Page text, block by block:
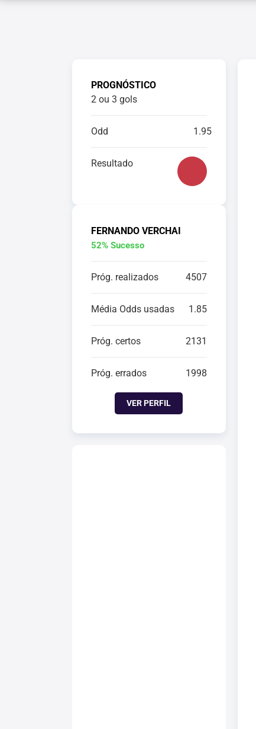
PROGNÓSTICO
2 ou 3 gols
Odd 1.95
Resultado
FERNANDO VERCHAI
52% Sucesso
Próg. realizados 4507
Média Odds usadas 1.85
Próg. certos 2131
Próg. errados 1998
VER PERFIL